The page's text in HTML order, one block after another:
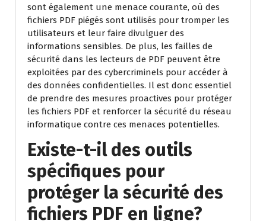
sont également une menace courante, où des
fichiers PDF piégés sont utilisés pour tromper les
utilisateurs et leur faire divulguer des
informations sensibles. De plus, les failles de
sécurité dans les lecteurs de PDF peuvent être
exploitées par des cybercriminels pour accéder à
des données confidentielles. Il est donc essentiel
de prendre des mesures proactives pour protéger
les fichiers PDF et renforcer la sécurité du réseau
informatique contre ces menaces potentielles.
Existe-t-il des outils
spécifiques pour
protéger la sécurité des
fichiers PDF en ligne?